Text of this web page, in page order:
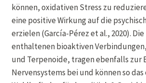
können, oxidativen Stress zu
eine positive Wirkung auf die
erzielen (García-Pérez et al., 2020).
enthaltenen bioaktiven
und Terpenoide, tragen ebenfalls zur
Nervensystems bei und können so